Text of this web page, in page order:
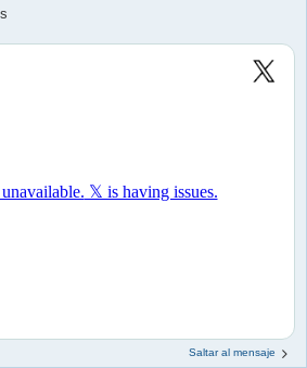
Saltar al mensaje